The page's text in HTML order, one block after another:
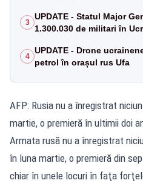
3
UPDATE - Statul Major
1.300.030 de militari în
4
UPDATE - Drone
petrol în orașul rus Ufa
AFP: Rusia nu a înregistrat
martie, o premieră în ultimii doi
Armata rusă nu a înregistrat
în luna martie, o premieră din
chiar în unele locuri în faţa